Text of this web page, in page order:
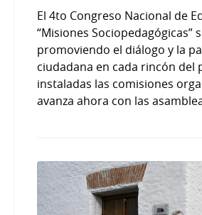
El 4to Congreso Nacional de
“Misiones Sociopedagógicas”
promoviendo el diálogo y la
ciudadana en cada rincón del
instaladas las comisiones
avanza ahora con las